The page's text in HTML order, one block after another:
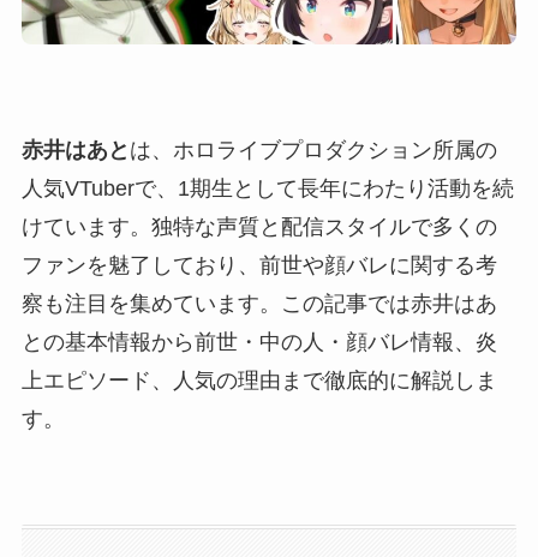
赤井はあと は、ホロライブプロダクション所属の
人気VTuberで、1期生として長年にわたり活動を続
けています。独特な声質と配信スタイルで多くの
ファンを魅了しており、前世や顔バレに関する考
察も注目を集めています。この記事では赤井はあ
との基本情報から前世・中の人・顔バレ情報、炎
上エピソード、人気の理由まで徹底的に解説しま
す。